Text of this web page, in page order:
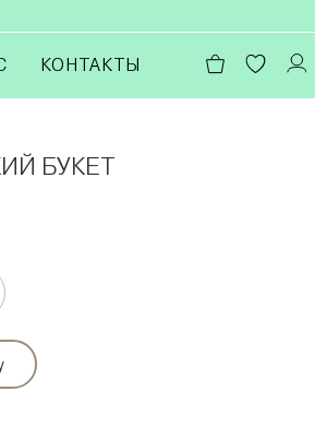
КОНТАКТЫ
БУКЕТ